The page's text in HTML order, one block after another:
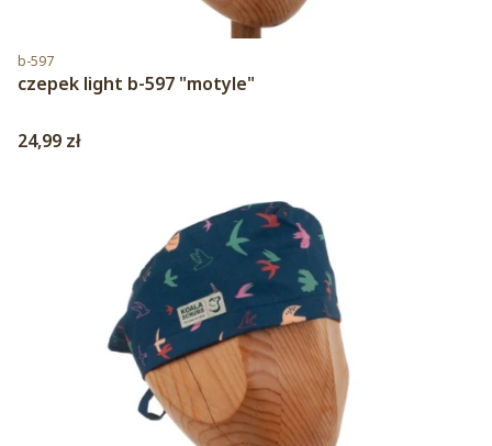
Kod produktu
b-597
czepek light b-597 "motyle"
Cena
24,99 zł